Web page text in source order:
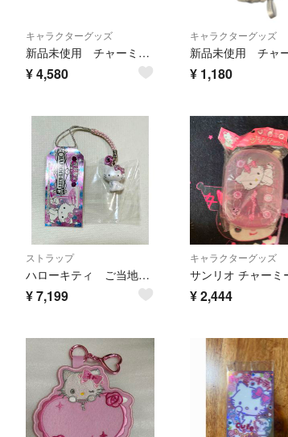
キャラクターグッズ
新品未使用 チャーミーキティ セリフ付きマスコット 全4種 コンプリートセット
¥4,580
キャラクターグッズ
¥ 1,180
ストラップ
ハローキティ ご当地キティ 博多限定 チャーミーキティ ストラップ 根付け
¥7,199
キャラクターグッズ
¥2,444